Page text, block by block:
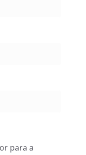
para a